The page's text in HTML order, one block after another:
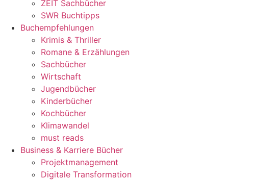
ZEIT Sachbücher
SWR Buchtipps
Buchempfehlungen
Krimis & Thriller
Romane & Erzählungen
Sachbücher
Wirtschaft
Jugendbücher
Kinderbücher
Kochbücher
Klimawandel
must reads
Business & Karriere Bücher
Projektmanagement
Digitale Transformation